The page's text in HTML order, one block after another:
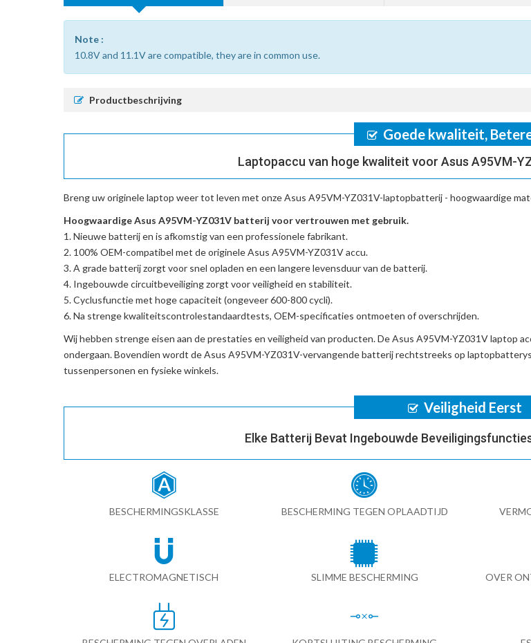
Note :
10.8V and 11.1V are compatible, they are in common use.
Productbeschrijving
Goede kwaliteit,
Laptopaccu van hoge kwaliteit voor Asus A95VM-
Breng uw originele laptop weer tot leven met onzeAsus A95VM-YZ031V-laptopbatterij - hoogwaardige
Hoogwaardige Asus A95VM-YZ031V batterij voor vertrouwen met gebruik.
Nieuwe batterij en is afkomstig van een professionele fabrikant.
100% OEM-compatibel met deoriginele Asus A95VM-YZ031V accu.
A grade batterij zorgt voor snel opladen en een langere levensduur van de batterij.
Ingebouwde circuitbeveiliging zorgt voor veiligheid en stabiliteit.
Cyclusfunctie met hoge capaciteit (ongeveer 600-800 cycli).
Na strenge kwaliteitscontrolestandaardtests, OEM-specificaties ontmoeten of overschrijden.
Wij hebben strenge eisen aan de prestaties en veiligheid van producten. DeAsus A95VM-YZ031V laptop
ondergaan. Bovendien wordt deAsus A95VM-YZ031V-vervangende batterijrechtstreeks op
tussenpersonen en fysieke winkels.
Veiligheid Eerst
Elke Batterij Bevat Ingebouwde
BESCHERMINGSKLASSE BESCHERMING TEGEN OPLAADTIJD
ELECTROMAGNETISCH SLIMME BESCHERMING OVER